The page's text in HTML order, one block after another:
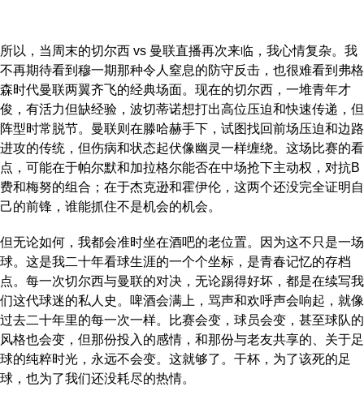
所以，当周末的切尔西 vs 曼联直播再次来临，我心情复杂。我
不再期待看到穆一期那种令人窒息的防守反击，也很难看到弗格
森时代曼联两翼齐飞的经典场面。现在的切尔西，一堆青年才
俊，有活力但缺经验，波切蒂诺想打出高位压迫和快速传递，但
阵型时常脱节。曼联则在滕哈赫手下，试图找回前场压迫和边路
进攻的传统，但伤病和状态起伏像幽灵一样缠绕。这场比赛的看
点，可能在于帕尔默和加拉格尔能否在中场抢下主动权，对抗B
费和梅努的组合；在于杰克逊和霍伊伦，这两个还没完全证明自
己的前锋，谁能抓住不是机会的机会。
但无论如何，我都会准时坐在酒吧的老位置。因为这不只是一场
球。这是我二十年看球生涯的一个个坐标，是青春记忆的存档
点。每一次切尔西与曼联的对决，无论踢得好坏，都是在续写我
们这代球迷的私人史。啤酒会满上，骂声和欢呼声会响起，就像
过去二十年里的每一次一样。比赛会变，球员会变，甚至球队的
风格也会变，但那份投入的感情，和那份与老友共享的、关于足
球的纯粹时光，永远不会变。这就够了。干杯，为了该死的足
球，也为了我们还没耗尽的热情。